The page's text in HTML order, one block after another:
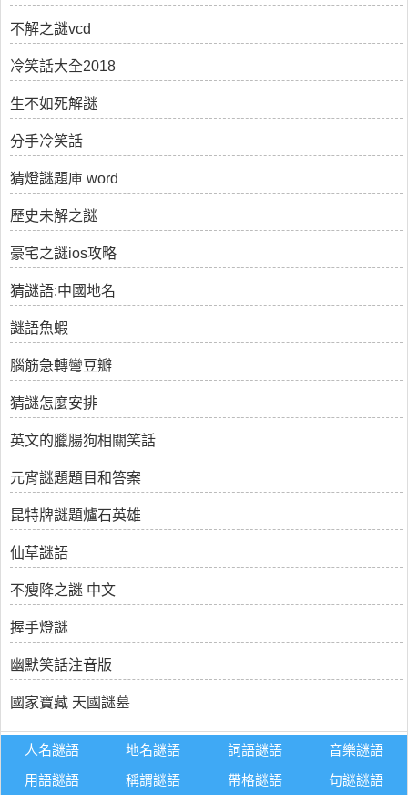
不解之謎vcd
冷笑話大全2018
生不如死解謎
分手冷笑話
猜燈謎題庫 word
歷史未解之謎
豪宅之謎ios攻略
猜謎語:中國地名
謎語魚蝦
腦筋急轉彎豆瓣
猜謎怎麼安排
英文的臘腸狗相關笑話
元宵謎題題目和答案
昆特牌謎題爐石英雄
仙草謎語
不瘦降之謎 中文
握手燈謎
幽默笑話注音版
國家寶藏 天國謎墓
人名謎語 地名謎語 詞語謎語
音樂謎語
用語謎語
稱謂謎語 帶格謎語 句謎謎語